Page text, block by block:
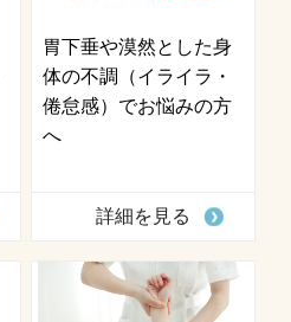
胃下垂や漠然とした身
体の不調（イライラ・
倦怠感）でお悩みの方
へ
詳細を見る